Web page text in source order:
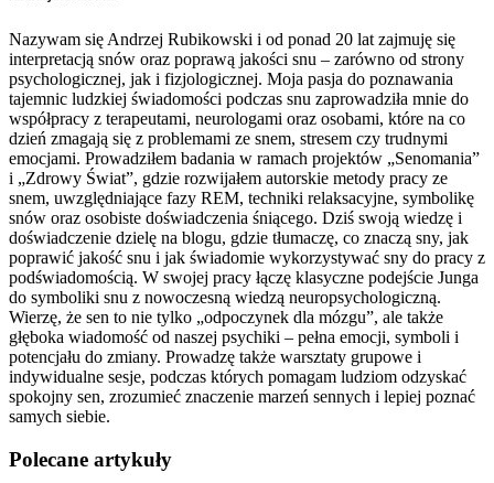
Nazywam się Andrzej Rubikowski i od ponad 20 lat zajmuję się
interpretacją snów oraz poprawą jakości snu – zarówno od strony
psychologicznej, jak i fizjologicznej. Moja pasja do poznawania
tajemnic ludzkiej świadomości podczas snu zaprowadziła mnie do
współpracy z terapeutami, neurologami oraz osobami, które na co
dzień zmagają się z problemami ze snem, stresem czy trudnymi
emocjami. Prowadziłem badania w ramach projektów „Senomania”
i „Zdrowy Świat”, gdzie rozwijałem autorskie metody pracy ze
snem, uwzględniające fazy REM, techniki relaksacyjne, symbolikę
snów oraz osobiste doświadczenia śniącego. Dziś swoją wiedzę i
doświadczenie dzielę na blogu, gdzie tłumaczę, co znaczą sny, jak
poprawić jakość snu i jak świadomie wykorzystywać sny do pracy z
podświadomością. W swojej pracy łączę klasyczne podejście Junga
do symboliki snu z nowoczesną wiedzą neuropsychologiczną.
Wierzę, że sen to nie tylko „odpoczynek dla mózgu”, ale także
głęboka wiadomość od naszej psychiki – pełna emocji, symboli i
potencjału do zmiany. Prowadzę także warsztaty grupowe i
indywidualne sesje, podczas których pomagam ludziom odzyskać
spokojny sen, zrozumieć znaczenie marzeń sennych i lepiej poznać
samych siebie.
Polecane artykuły